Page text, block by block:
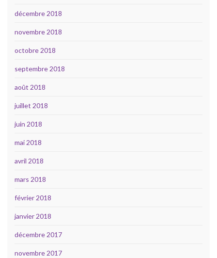
décembre 2018
novembre 2018
octobre 2018
septembre 2018
août 2018
juillet 2018
juin 2018
mai 2018
avril 2018
mars 2018
février 2018
janvier 2018
décembre 2017
novembre 2017